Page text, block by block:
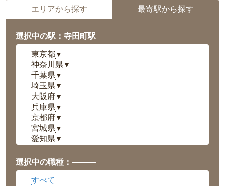
エリアから探す 最寄駅から探す
選択中の駅：寺田町駅
東京都▼
神奈川県 ▼
千葉県 ▼
埼玉県 ▼
大阪府▼
兵庫県 ▼
京都府▼
宮城県 ▼
愛知県 ▼
岡山県▼
広島県▼
沖縄県
選択中の職種：———
すべて